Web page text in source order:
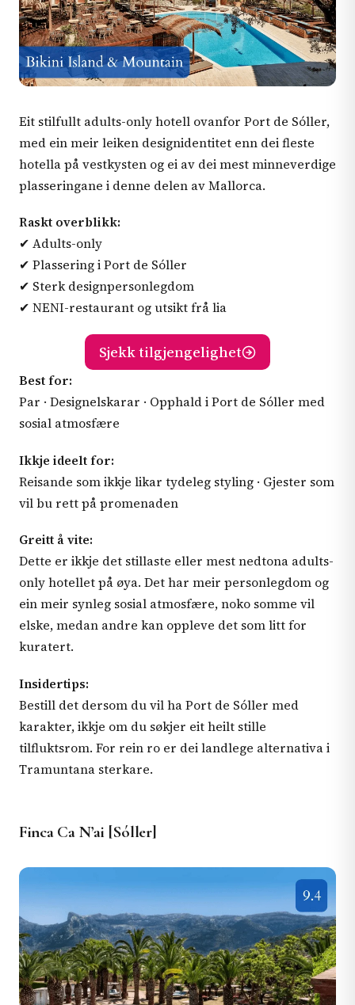
Eit stilfullt adults-only hotell ovanfor Port de Sóller,
med ein meir leiken designidentitet enn dei fleste
hotella på vestkysten og ei av dei mest minneverdige
plasseringane i denne delen av Mallorca.
Raskt overblikk:
✔ Adults-only
✔ Plassering i Port de Sóller
✔ Sterk designpersonlegdom
✔ NENI-restaurant og utsikt frå lia
Sjekk tilgjengelighet
Best for:
Par · Designelskarar · Opphald i Port de Sóller med
sosial atmosfære
Ikkje ideelt for:
Reisande som ikkje likar tydeleg styling · Gjester som
vil bu rett på promenaden
Greitt å vite:
Dette er ikkje det stillaste eller mest nedtona adults-
only hotellet på øya. Det har meir personlegdom og
ein meir synleg sosial atmosfære, noko somme vil
elske, medan andre kan oppleve det som litt for
kuratert.
Insidertips:
Bestill det dersom du vil ha Port de Sóller med
karakter, ikkje om du søkjer eit heilt stille
tilfluktsrom. For rein ro er dei landlege alternativa i
Tramuntana sterkare.
Finca Ca N’ai [Sóller]